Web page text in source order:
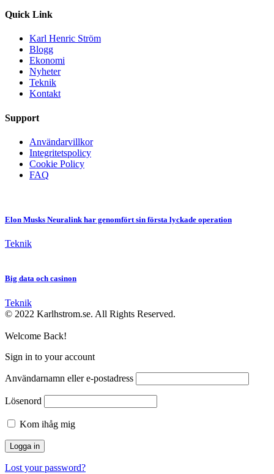
Quick Link
Karl Henric Ström
Blogg
Ekonomi
Nyheter
Teknik
Kontakt
Support
Användarvillkor
Integritetspolicy
Cookie Policy
FAQ
Elon Musks Neuralink har genomfört sin första lyckade operation
Teknik
Big data och casinon
Teknik
© 2022 Karlhstrom.se. All Rights Reserved.
Welcome Back!
Sign in to your account
Användarnamn eller e-postadress
Lösenord
Kom ihåg mig
Lost your password?